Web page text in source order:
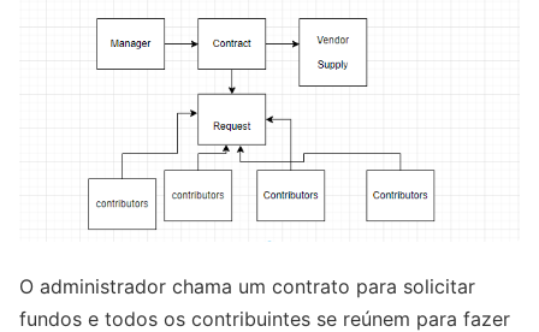
O administrador chama um contrato para solicitar
fundos e todos os contribuintes se reúnem para fazer